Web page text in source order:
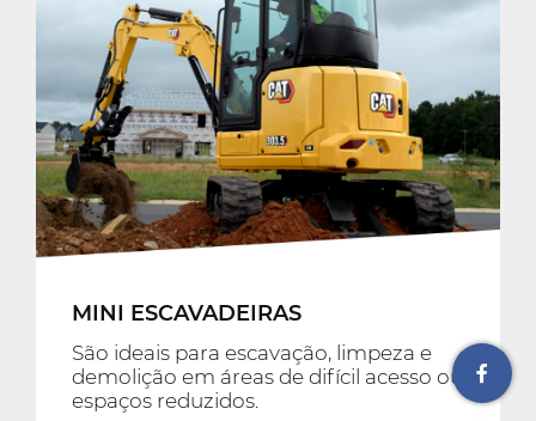
MINI ESCAVADEIRAS
São ideais para escavação, limpeza e
demolição em áreas de difícil acesso ou
espaços reduzidos.